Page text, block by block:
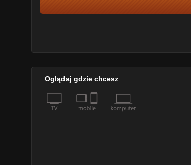
Oglądaj gdzie chcesz